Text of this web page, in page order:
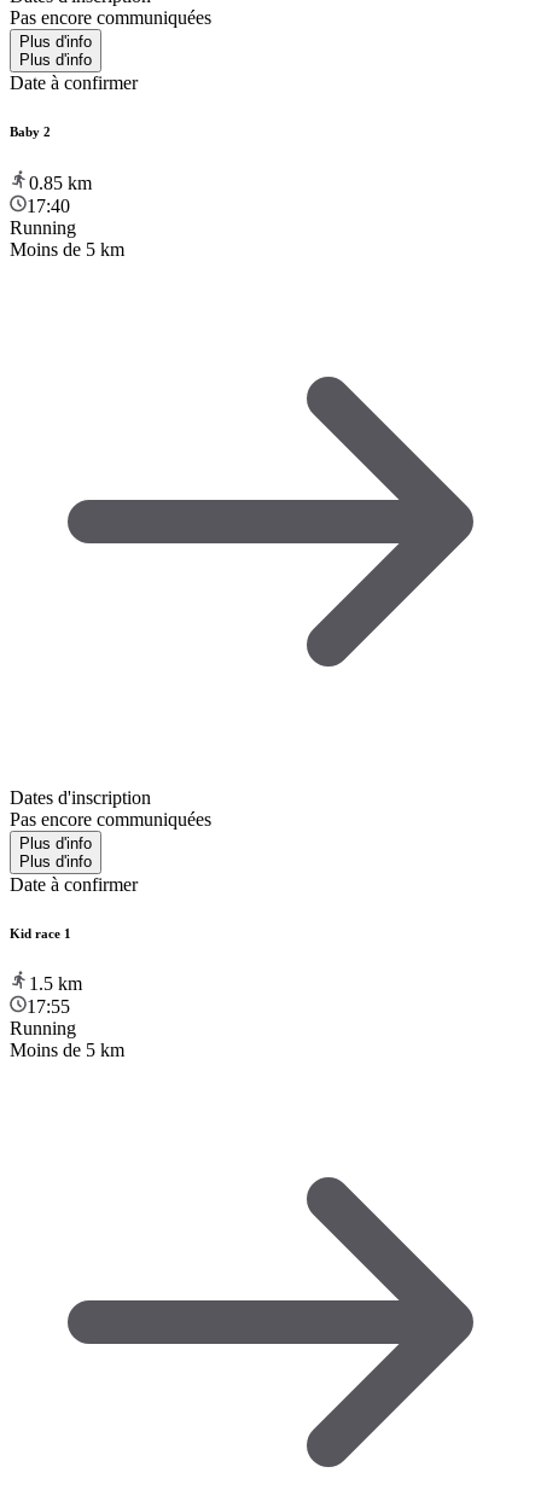
Pas encore communiquées
Plus d'info
Plus d'info
Date à confirmer
Baby 2
0.85 km
17:40
Running
Moins de 5 km
Dates d'inscription
Pas encore communiquées
Plus d'info
Plus d'info
Date à confirmer
Kid race 1
1.5 km
17:55
Running
Moins de 5 km